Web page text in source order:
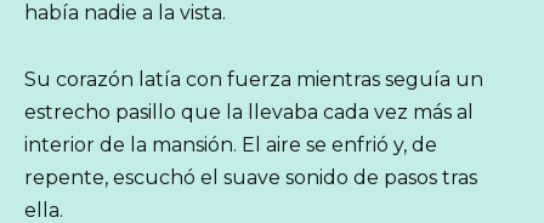
había nadie a la vista.
Su corazón latía con fuerza mientras seguía un
estrecho pasillo que la llevaba cada vez más al
interior de la mansión. El aire se enfrió y, de
repente, escuchó el suave sonido de pasos tras
ella.